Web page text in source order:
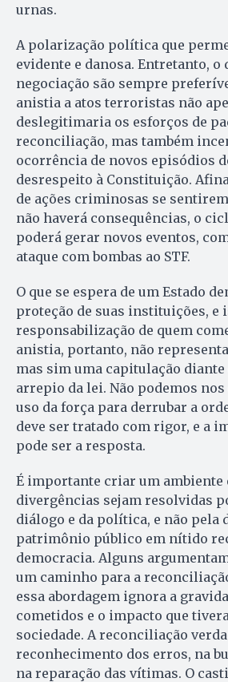
urnas.
A polarização política que
evidente e danosa. Entretanto, o
negociação são sempre
anistia a atos terroristas não
deslegitimaria os esforços de
reconciliação, mas também
ocorrência de novos episódios
desrespeito à Constituição.
de ações criminosas se
não haverá consequências, o
poderá gerar novos eventos,
ataque com bombas ao STF.
O que se espera de um Estado
proteção de suas instituições, e
responsabilização de quem
anistia, portanto, não
mas sim uma capitulação diante
arrepio da lei. Não podemos nos
uso da força para derrubar a
deve ser tratado com rigor, e a
pode ser a resposta.
É importante criar um ambiente
divergências sejam resolvidas
diálogo e da política, e não pela
patrimônio público em nítido
democracia. Alguns
um caminho para a
essa abordagem ignora a
cometidos e o impacto que
sociedade. A reconciliação
reconhecimento dos erros, na
na reparação das vítimas. O